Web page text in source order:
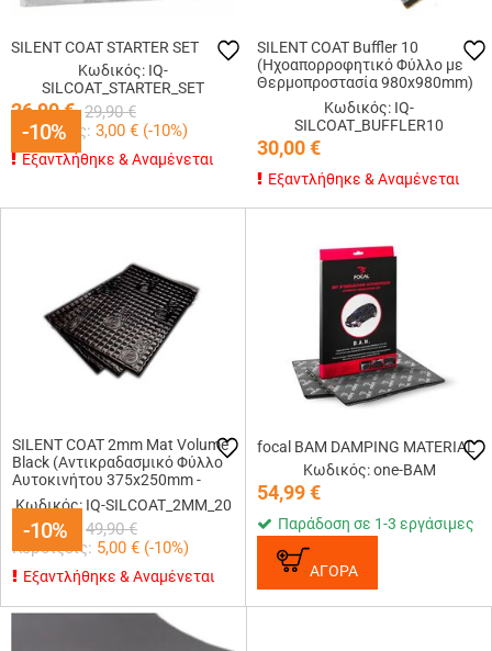
-10%
SILENT COAT STARTER SET
Κωδικός: IQ-
SILCOAT_STARTER_SET
26,90€ 29,90 €
Κερδίζεις: 3,00 € (-10%)
-10%
Εξαντλήθηκε & Αναμένεται
SILENT COAT Buffler 10
(Ηχοαπορροφητικό Φύλλο με
Θερμοπροστασία 980x980mm)
Κωδικός: IQ-
SILCOAT_BUFFLER10
30,00€
Εξαντλήθηκε & Αναμένεται
-10%
SILENT COAT 2mm Mat Volume
Black (Αντικραδασμικό Φύλλο
Αυτοκινήτου 375x250mm -
20pc - 1,875τ.μ.)
Κωδικός: IQ-SILCOAT_2MM_20
44,90€ 49,90 €
Κερδίζεις: 5,00 € (-10%)
-10%
Εξαντλήθηκε & Αναμένεται
focal BAM DAMPING MATERIAL
Κωδικός: one-BAM
54,99€
Παράδοση σε 1-3 εργάσιμες
ΑΓΟΡΑ